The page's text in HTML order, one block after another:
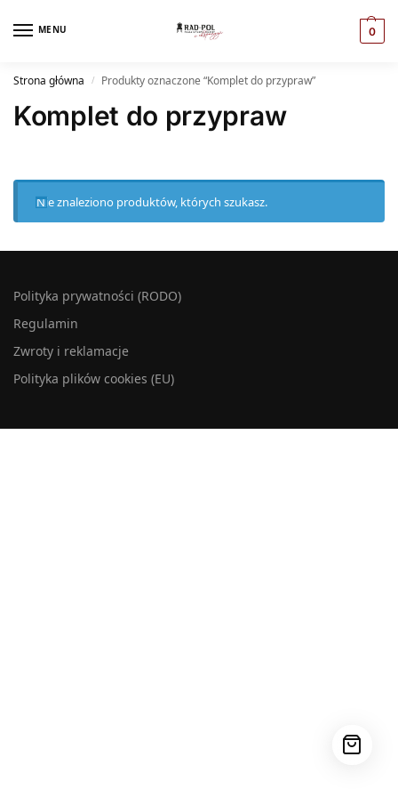
MENU 0
Strona główna / Produkty oznaczone “Komplet do przypraw”
Komplet do przypraw
Nie znaleziono produktów, których szukasz.
Polityka prywatności (RODO)
Regulamin
Zwroty i reklamacje
Polityka plików cookies (EU)